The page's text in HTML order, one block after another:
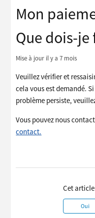
Mon
Que dois-je
Mise à jour il y a 7 mois
Veuillez vérifier et
cela vous est demandé.
problème persiste,
Vous pouvez nous
contact.
Cet
Oui